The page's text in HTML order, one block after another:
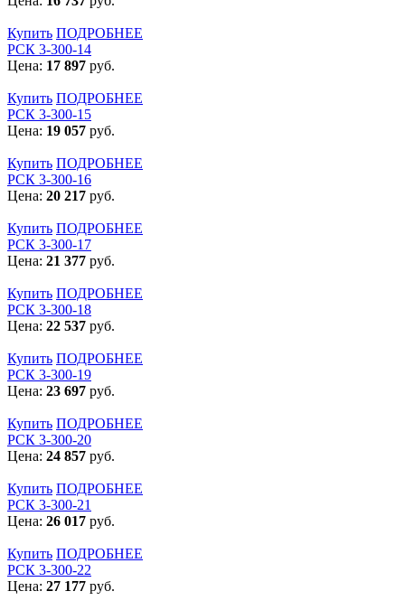
Купить ПОДРОБНЕЕ
РСК 3-300-14
Цена: 17 897 руб.
Купить ПОДРОБНЕЕ
РСК 3-300-15
Цена: 19 057 руб.
Купить ПОДРОБНЕЕ
РСК 3-300-16
Цена: 20 217 руб.
Купить ПОДРОБНЕЕ
РСК 3-300-17
Цена: 21 377 руб.
Купить ПОДРОБНЕЕ
РСК 3-300-18
Цена: 22 537 руб.
Купить ПОДРОБНЕЕ
РСК 3-300-19
Цена: 23 697 руб.
Купить ПОДРОБНЕЕ
РСК 3-300-20
Цена: 24 857 руб.
Купить ПОДРОБНЕЕ
РСК 3-300-21
Цена: 26 017 руб.
Купить ПОДРОБНЕЕ
РСК 3-300-22
Цена: 27 177 руб.